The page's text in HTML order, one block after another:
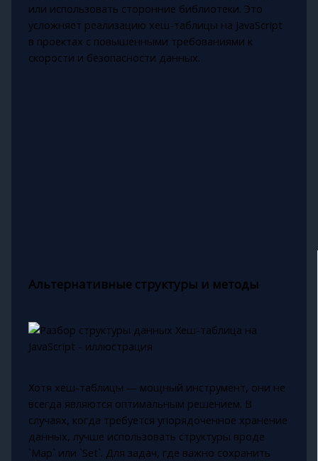
или использовать сторонние библиотеки. Это
усложняет реализацию хеш-таблицы на JavaScript
в проектах с повышенными требованиями к
скорости и безопасности данных.
Альтернативные структуры и методы
Хотя хеш-таблицы — мощный инструмент, они не
всегда являются оптимальным решением. В
случаях, когда требуется упорядоченное хранение
данных, лучше использовать структуры вроде
`Map` или `Set`. Для задач, где важно сохранить